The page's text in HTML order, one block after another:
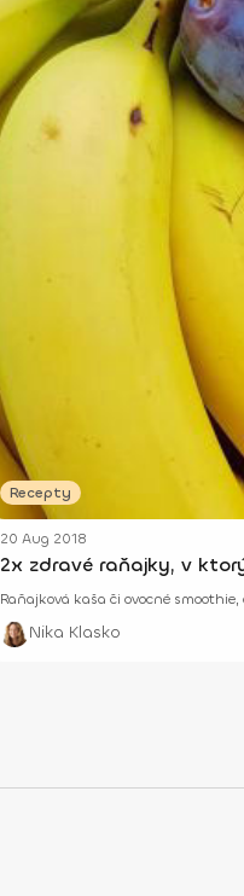
Recepty
20 Aug 2018
2x zdravé raňajky, v
Raňajková kaša či ovocné
Nika Klasko